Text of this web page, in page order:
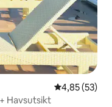
4,85 av 5 i
4,85 (53)
Havsutsikt